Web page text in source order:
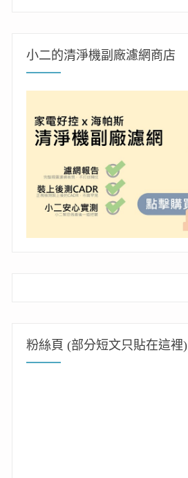
小二的清淨機副廠濾網商店
粉絲頁 (部分短文只貼在這裡)